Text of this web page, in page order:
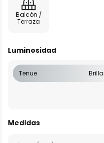
Balcón /
Terraza
Luminosidad
Tenue
Medidas